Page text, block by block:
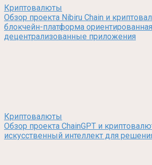
Криптовалюты
Обзор проекта Nibiru Chain и
блокчейн-платформа
децентрализованные приложения
Криптовалюты
Обзор проекта ChainGPT и
искусственный интеллект для